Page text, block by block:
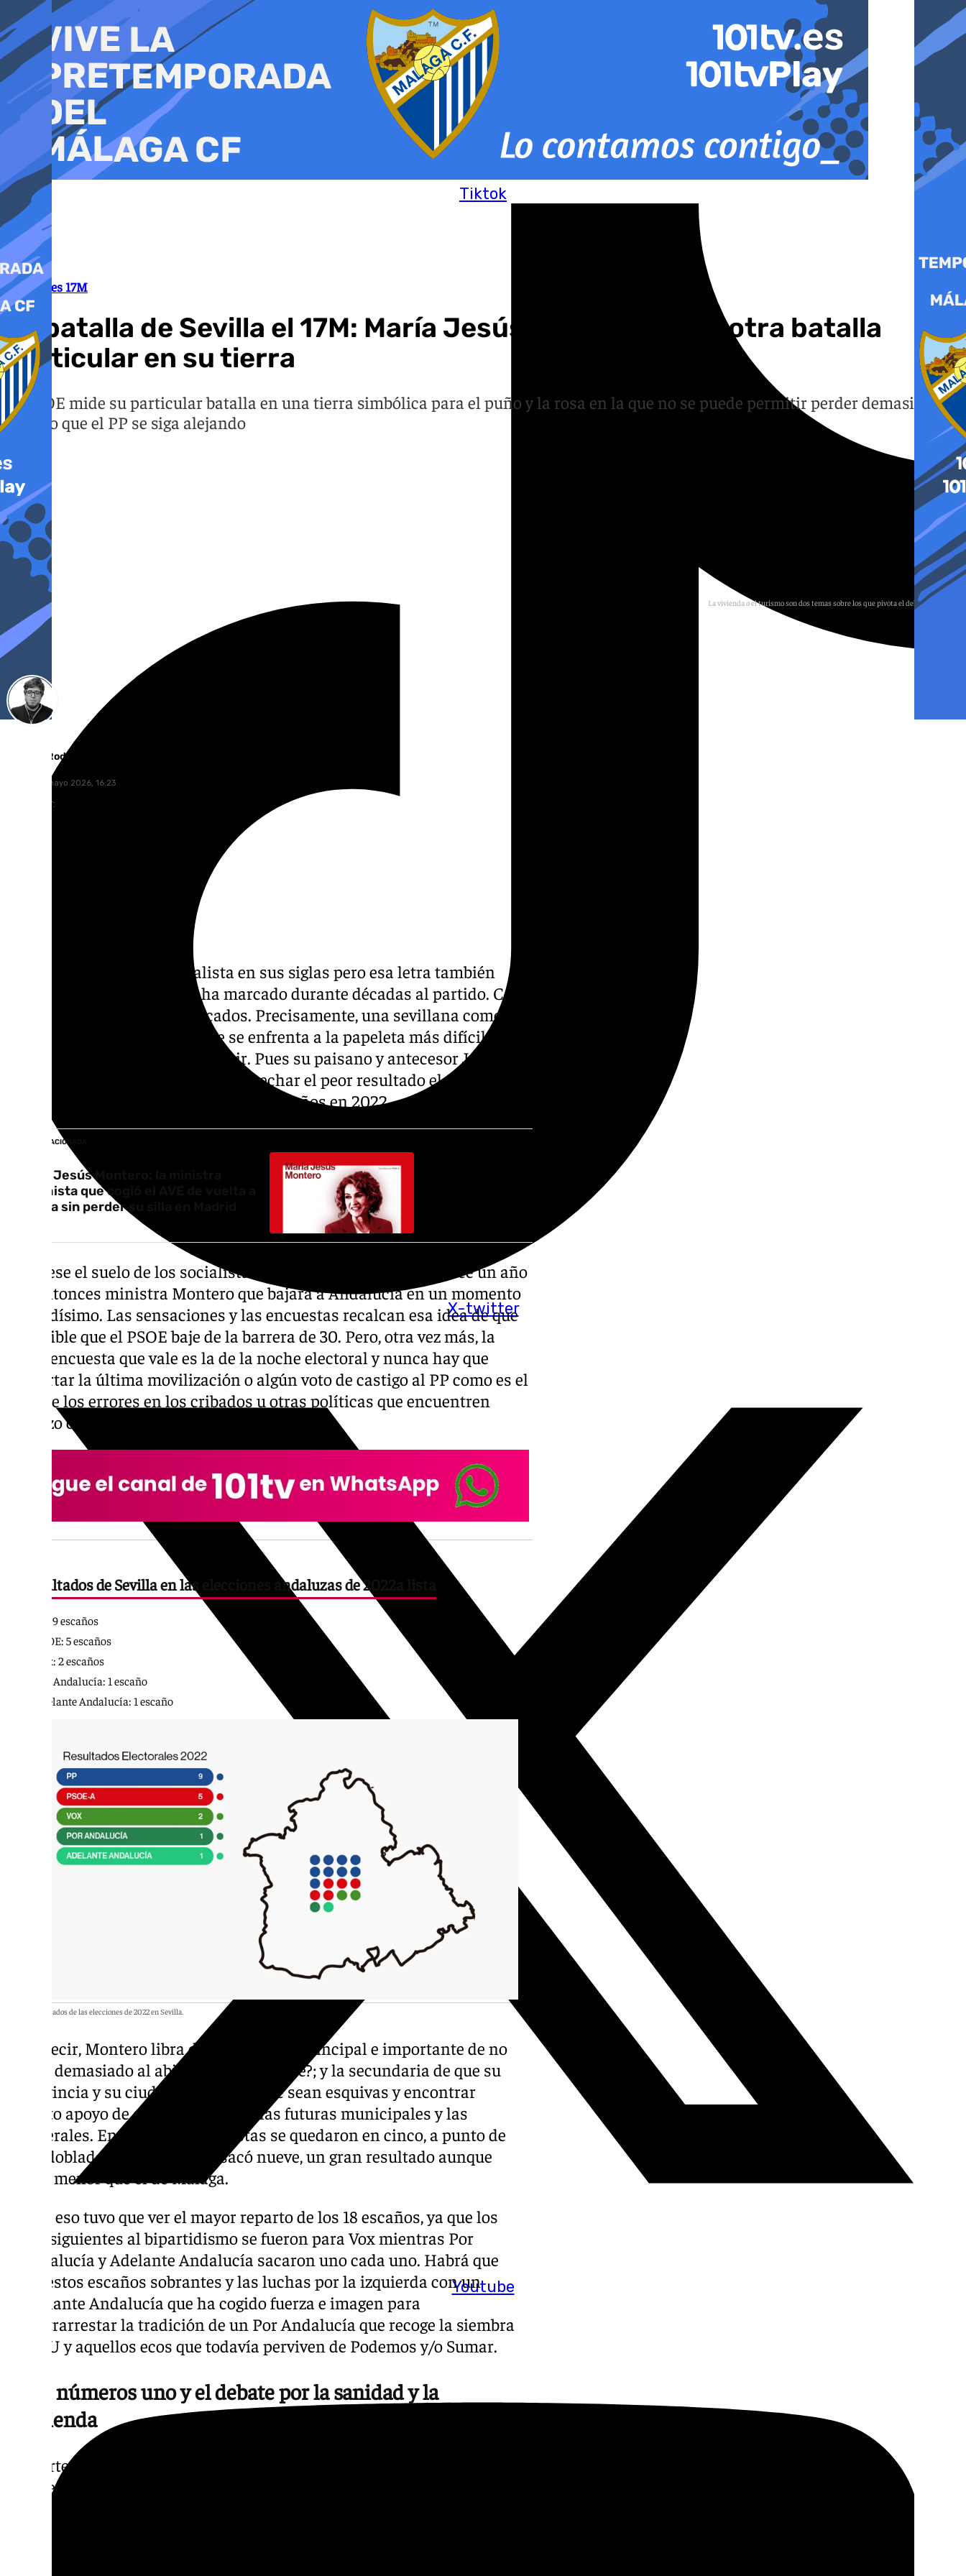
al
contenido
Tiktok
X-twitter
Youtube
Elecciones 17M
La batalla de Sevilla el 17M: María Jesús Montero juega otra batalla
particular en su tierra
El PSOE mide su particular batalla en una tierra simbólica para el puño y la rosa en la que no se puede permitir perder demasiado
fuelle o que el PP se siga alejando
La vivienda o el turismo son dos temas sobre los que pivota el debate sevillano.
Enrique Rodríguez
jueves, 14 mayo 2026, 16:23
Compartir:
El PSOE lleva la ‹s› de socialista en sus siglas pero esa letra también
resuena a la sevillanía que ha marcado durante décadas al partido. Con
nombres y momentos destacados. Precisamente, una sevillana como
María Jesús Montero es la que se enfrenta a la papeleta más difícil de la
historia del PSOE-A. Y ya es decir. Pues su paisano y antecesor Juan
Espadas ya tuvo el deshonor de cosechar el peor resultado electoral de la
formación en la historia con treinta escaños en 2022.
NOTICIA RELACIONADA
María Jesús Montero: la ministra
sanchista que cogió el AVE de vuelta a
Sevilla sin perder su silla en Madrid
¿Será ese el suelo de los socialistas? Pedro Sánchez encargó hace un año
a la entonces ministra Montero que bajara a Andalucía en un momento
delicadísimo. Las sensaciones y las encuestas recalcan esa idea de que
es posible que el PSOE baje de la barrera de 30. Pero, otra vez más, la
única encuesta que vale es la de la noche electoral y nunca hay que
descartar la última movilización o algún voto de castigo al PP como es el
caso de los errores en los cribados u otras políticas que encuentren
rechazo ciudadano.
Resultados de Sevilla en las elecciones andaluzas de 2022a lista
PP: 9 escaños
PSOE: 5 escaños
Vox: 2 escaños
Por Andalucía: 1 escaño
Adelante Andalucía: 1 escaño
Los resultados de las elecciones de 2022 en Sevilla.
Es decir, Montero libra dos batallas: la principal e importante de no
caer demasiado al abismo y ¿quién sabe?; y la secundaria de que su
provincia y su ciudad de origen no le sean esquivas y encontrar
cierto apoyo de cara sobre todo a las futuras municipales y las
generales. En 2022, los socialistas se quedaron en cinco, a punto de
ser doblados por un PP que sacó nueve, un gran resultado aunque
algo menor que el de Málaga.
Y en eso tuvo que ver el mayor reparto de los 18 escaños, ya que los
dos siguientes al bipartidismo se fueron para Vox mientras Por
Andalucía y Adelante Andalucía sacaron uno cada uno. Habrá que
ver estos escaños sobrantes y las luchas por la izquierda con un
Adelante Andalucía que ha cogido fuerza e imagen para
contrarrestar la tradición de un Por Andalucía que recoge la siembra
de IU y aquellos ecos que todavía perviven de Podemos y/o Sumar.
Los números uno y el debate por la sanidad y la
vivienda
Aparte de María Jesús Montero como número uno del PSOE, la
apuesta del PP para encabezar la lista es por una veterana de los